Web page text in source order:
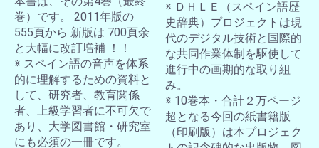
巻）です。 2011年版の
555頁から 新版は 700頁余
と大幅に改訂増補 ！！
※ スペイン語の音声を体系
的に理解するための資料と
して、研究者、教育関係
者、上級学習者に不可欠で
あり、大学図書館・研究室
にも必須の一冊です。
※ ＤＨＬＥ（スペイン語歴
史辞典）プロジェクトは現
代のデジタル技術と国際的
な共同作業体制を駆使して
進行中の画期的な取り組
み。
※ 10巻本・合計２万ページ
超となる今回の紙書籍版
（印刷版）は本プロジェク